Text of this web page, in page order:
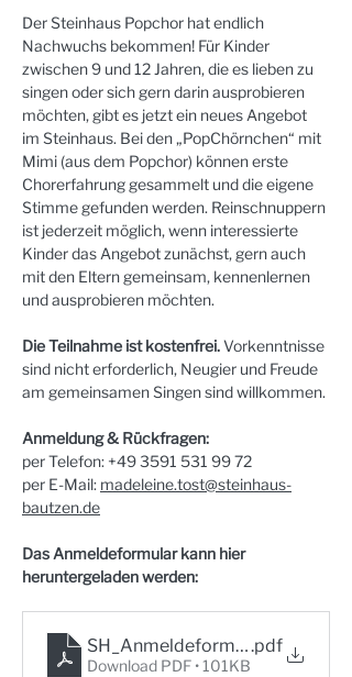
Der Steinhaus Popchor hat endlich
Nachwuchs bekommen! Für Kinder
zwischen 9 und 12 Jahren, die es lieben zu
singen oder sich gern darin ausprobieren
möchten, gibt es jetzt ein neues Angebot
im Steinhaus. Bei den „PopChörnchen“ mit
Mimi (aus dem Popchor) können erste
Chorerfahrung gesammelt und die eigene
Stimme gefunden werden. Reinschnuppern
ist jederzeit möglich, wenn interessierte
Kinder das Angebot zunächst, gern auch
mit den Eltern gemeinsam, kennenlernen
und ausprobieren möchten.
Die Teilnahme ist kostenfrei. Vorkenntnisse
sind nicht erforderlich, Neugier und Freude
am gemeinsamen Singen sind willkommen.
Anmeldung & Rückfragen:
per Telefon: +49 3591 531 99 72
per E-Mail: madeleine.tost@steinhaus-
bautzen.de
Das Anmeldeformular kann hier
heruntergeladen werden:
.pdf
Download PDF • 101KB